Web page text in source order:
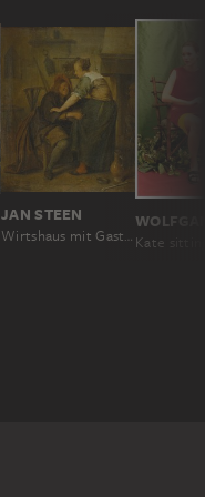
JAN STEEN
Wirtshaus mit Gast und Schankmagd ("Der aufdringliche Gast") Kate